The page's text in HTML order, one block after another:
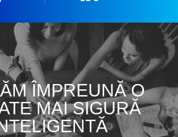
ÎMPREUNĂ O
MAI SIGURĂ